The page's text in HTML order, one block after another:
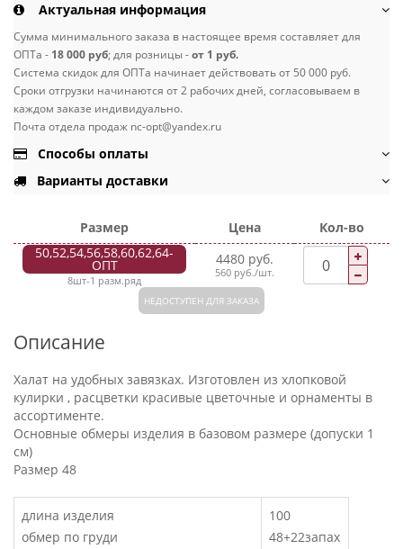
Актуальная информация
Сумма минимального заказа в настоящее время составляет для
ОПТа - 18 000 руб; для розницы -от 1 руб.
Система скидок для ОПТа начинает действовать от 50 000 руб.
Сроки отгрузки начинаются от 2 рабочих дней, согласовываем в
каждом заказе индивидуально.
Почта отдела продаж nc-opt@yandex.ru
Способы оплаты
Варианты доставки
Размер Цена
Кол-во
50,52,54,56,58,60,62,64-
ОПТ
8шт-1 разм.ряд
4480 руб.
560 руб./шт.
НЕДОСТУПЕН ДЛЯ ЗАКАЗА
Описание
Халат на удобных завязках. Изготовлен из хлопковой
кулирки , расцветки красивые цветочные и орнаменты в
ассортименте.
Основные обмеры изделия в базовом размере (допуски 1
см)
Размер 48
длина изделия
обмер по груди
100
48+22запах